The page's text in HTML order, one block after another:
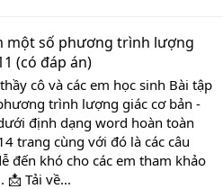
một số phương trình lượng
(có đáp án)
cô và các em học sinh Bài tập
trình lượng giác cơ bản -
định dạng word hoàn toàn
trang cùng với đó là các câu
đến khó cho các em tham khảo
Tải về...